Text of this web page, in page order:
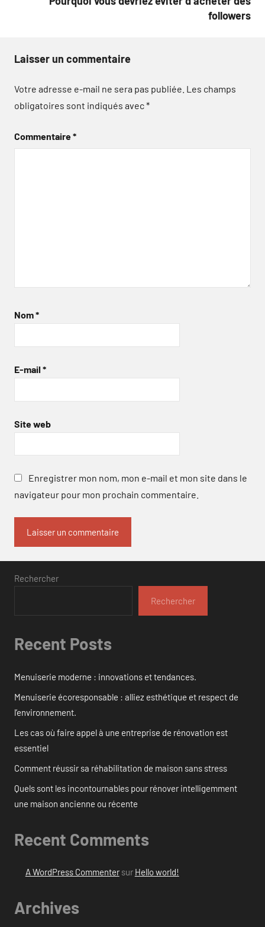
followers
Laisser un commentaire
Votre adresse e-mail ne sera pas publiée. Les champs
obligatoires sont indiqués avec*
Commentaire*
Nom*
E-mail *
Site web
Enregistrer mon nom, mon e-mail et mon site dans le
navigateur pour mon prochain commentaire.
Rechercher
Rechercher
Recent Posts
Menuiserie moderne : innovations et tendances.
Menuiserie écoresponsable : alliez esthétique et respect de
l’environnement.
Les cas où faire appel à une entreprise de rénovation est
essentiel
Comment réussir sa réhabilitation de maison sans stress
Quels sont les incontournables pour rénover intelligemment
une maison ancienne ou récente
Recent Comments
A WordPress Commentersur Hello world!
Archives